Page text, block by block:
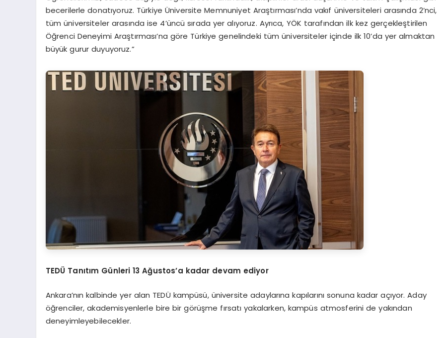
becerilerle donatıyoruz. Türkiye Üniversite Memnuniyet Araştırması’nda vakıf üniversiteleri arasında 2’nci,
tüm üniversiteler arasında ise 4’üncü sırada yer alıyoruz. Ayrıca, YÖK tarafından ilk kez gerçekleştirilen
Öğrenci Deneyimi Araştırması’na göre Türkiye genelindeki tüm üniversiteler içinde ilk 10’da yer almaktan
büyük gurur duyuyoruz.”
TEDÜ Tanıtım Günleri 13 Ağustos’a kadar devam ediyor
Ankara’nın kalbinde yer alan TEDÜ kampüsü, üniversite adaylarına kapılarını sonuna kadar açıyor. Aday
öğrenciler, akademisyenlerle bire bir görüşme fırsatı yakalarken, kampüs atmosferini de yakından
deneyimleyebilecekler.